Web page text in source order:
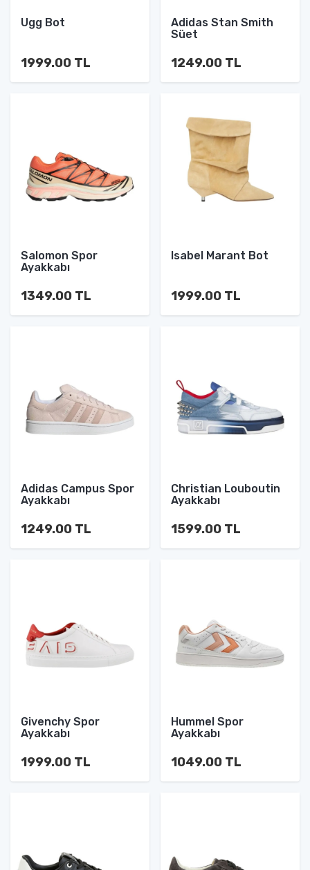
Ugg Bot
1999.00 TL
Adidas Stan Smith
Süet
1249.00 TL
Salomon Spor
Ayakkabı
1349.00 TL
Isabel Marant Bot
1999.00 TL
Adidas Campus Spor
Ayakkabı
1249.00 TL
Christian Louboutin
Ayakkabı
1599.00 TL
Givenchy Spor
Ayakkabı
1999.00 TL
Hummel Spor
Ayakkabı
1049.00 TL